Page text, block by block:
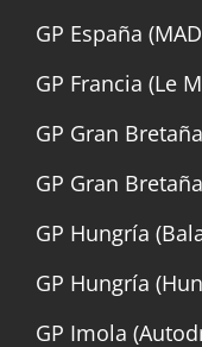
GP España
GP Francia (Le
GP Gran
GP Gran
GP Hungría
GP Hungría
GP Imola